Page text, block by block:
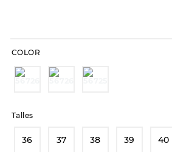
COLOR
Talles
36 37 38 39 40